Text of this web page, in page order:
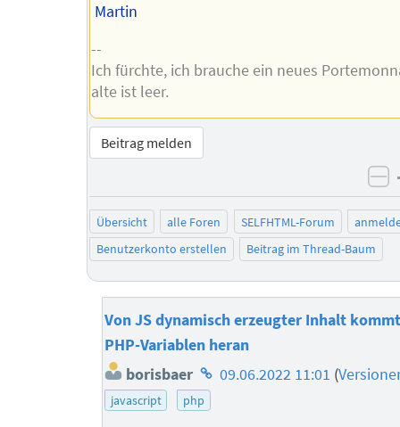
Martin
--
Ich fürchte, ich brauche ein neues
alte ist leer.
Beitrag melden
Übersicht alle Foren SELFHTML-Forum
Benutzerkonto erstellen
Beitrag im Thread-Baum
Von JS dynamisch erzeugter Inhalt
PHP-Variablen heran
borisbaer Homepage
des
09.06.2022 11:01 (
javascript php